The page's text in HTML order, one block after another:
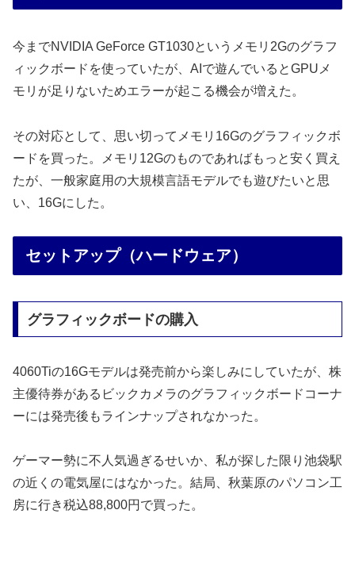
今までNVIDIA GeForce GT1030というメモリ2Gのグラフ
ィックボードを使っていたが、AIで遊んでいるとGPUメ
モリが足りないためエラーが起こる機会が増えた。
その対応として、思い切ってメモリ16Gのグラフィックボ
ードを買った。メモリ12Gのものであればもっと安く買え
たが、一般家庭用の大規模言語モデルでも遊びたいと思
い、16Gにした。
セットアップ（ハードウェア）
グラフィックボードの購入
4060Tiの16Gモデルは発売前から楽しみにしていたが、株
主優待券があるビックカメラのグラフィックボードコーナ
ーには発売後もラインナップされなかった。
ゲーマー勢に不人気過ぎるせいか、私が探した限り池袋駅
の近くの電気屋にはなかった。結局、秋葉原のパソコン工
房に行き税込88,800円で買った。